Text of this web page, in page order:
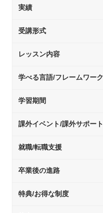
実績
受講形式
レッスン内容
学べる言語/フレームワーク
学習期間
課外イベント/課外サポート
就職/転職支援
卒業後の進路
特典/お得な制度